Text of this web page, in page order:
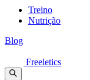
Treino
Nutrição
Blog
Freeletics